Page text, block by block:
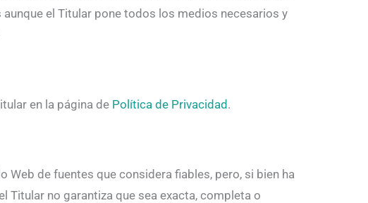
el Titular pone todos los medios necesarios y
en la página de Política de Privacidad.
de fuentes que considera fiables, pero, si bien ha
no garantiza que sea exacta, completa o